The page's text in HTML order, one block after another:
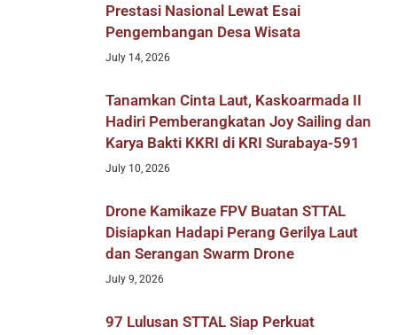
Prestasi Nasional Lewat Esai
Pengembangan Desa Wisata
July 14, 2026
Tanamkan Cinta Laut, Kaskoarmada II
Hadiri Pemberangkatan Joy Sailing dan
Karya Bakti KKRI di KRI Surabaya-591
July 10, 2026
Drone Kamikaze FPV Buatan STTAL
Disiapkan Hadapi Perang Gerilya Laut
dan Serangan Swarm Drone
July 9, 2026
97 Lulusan STTAL Siap Perkuat